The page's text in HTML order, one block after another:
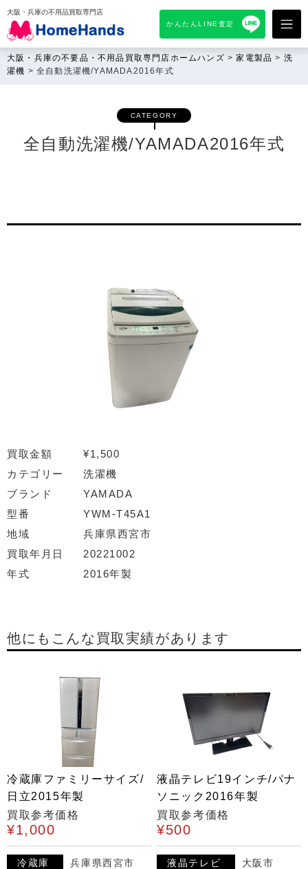
大阪・兵庫の不用品買取専門店
かんたんLINE査定
大阪・兵庫の不要品・不用品買取専門店ホームハンズ >家電製品 > 洗
濯機 >全自動洗濯機/YAMADA2016年式
CATEGORY
全自動洗濯機/YAMADA2016年式
買取金額
¥1,500
カテゴリー
洗濯機
ブランド
YAMADA
型番
YWM-T45A1
地域
兵庫県西宮市
買取年月日
20221002
年式
2016年製
他にもこんな買取実績があります
冷蔵庫ファミリーサイズ/
日立2015年製
買取参考価格
¥1,000
冷蔵庫 兵庫県西宮市
液晶テレビ19インチ/パナ
ソニック2016年製
買取参考価格
¥500
液晶テレビ 大阪市